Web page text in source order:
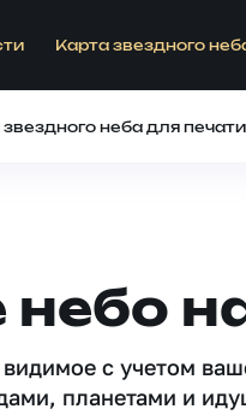
Карта звездного
звездного неба для печати
небо
c учетом
планетами и